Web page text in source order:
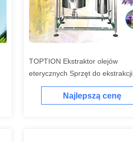
TOPTION Ekstraktor olejów
eterycznych Sprzęt do ekstrakcji
botanicznej ze stali nierdzewnej
Najlepszą cenę